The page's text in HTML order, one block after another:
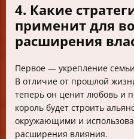
4. Какие
применит для
расширения
Первое — укрепление
В отличие от прошлой
теперь он ценит любовь и
король будет строить
окружающими и
расширения влияния.